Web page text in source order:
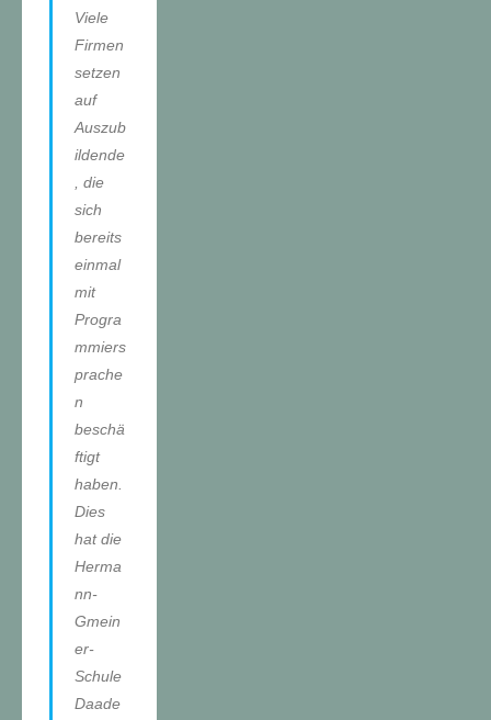
Viele
Firmen
setzen
auf
Auszub
ildende
, die
sich
bereits
einmal
mit
Progra
mmiers
prache
n
beschä
ftigt
haben.
Dies
hat die
Herma
nn-
Gmein
er-
Schule
Daade